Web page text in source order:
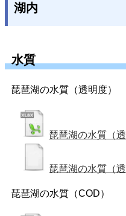
湖内
水質
琵琶湖の水質（透明度）
琵琶湖の水質（透
琵琶湖の水質（透
琵琶湖の水質（COD）